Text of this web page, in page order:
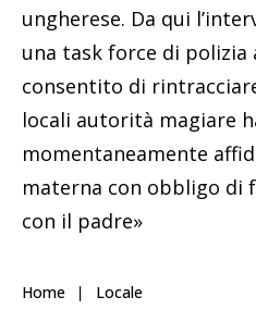
ungherese. Da qui
una task force di polizia
consentito di
locali autorità magiare
momentaneamente
materna con obbligo di
con il padre»
Home Locale